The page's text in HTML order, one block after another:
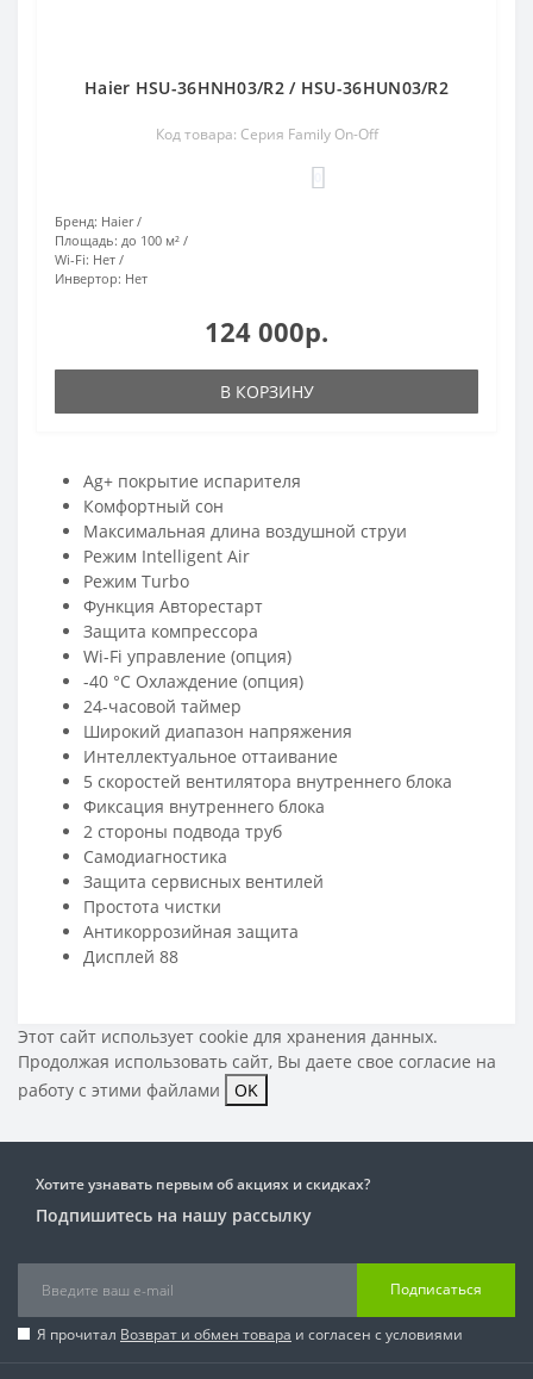
Haier HSU-36HNH03/R2 / HSU-36HUN03/R2
Код товара: Серия Family On-Off
Бренд: Haier
Площадь: до 100 м²
Wi-Fi: Нет
Инвертор: Нет
124 000р.
В КОРЗИНУ
Ag+ покрытие испарителя
Комфортный сон
Максимальная длина воздушной струи
Режим Intelligent Air
Режим Turbo
Функция Авторестарт
Защита компрессора
Wi-Fi управление (опция)
-40 °C Охлаждение (опция)
24-часовой таймер
Широкий диапазон напряжения
Интеллектуальное оттаивание
5 скоростей вентилятора внутреннего блока
Фиксация внутреннего блока
2 стороны подвода труб
Самодиагностика
Защита сервисных вентилей
Простота чистки
Антикоррозийная защита
Дисплей 88
Этот сайт использует cookie для хранения данных.
Продолжая использовать сайт, Вы даете свое согласие на
работу с этими файлами
OK
Хотите узнавать первым об акциях и скидках?
Подпишитесь на нашу рассылку
Подписаться
Я прочитал Возврат и обмен товара и согласен с условиями